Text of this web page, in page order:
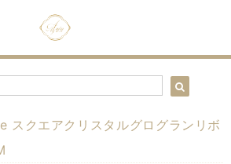
クエアクリスタルグログランリボ